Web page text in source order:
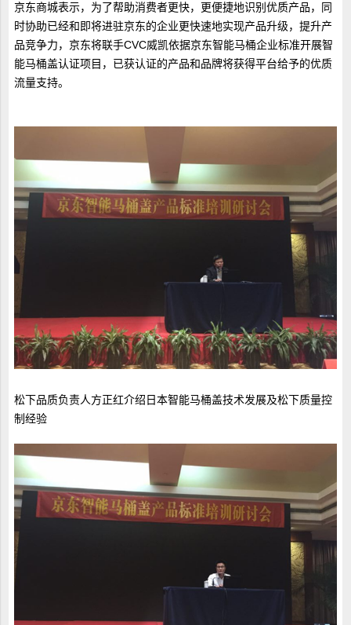
京东商城表示，为了帮助消费者更快，更便捷地识别优质产品，同
时协助已经和即将进驻京东的企业更快速地实现产品升级，提升产
品竞争力，京东将联手CVC威凯依据京东智能马桶企业标准开展智
能马桶盖认证项目，已获认证的产品和品牌将获得平台给予的优质
流量支持。
松下品质负责人方正红介绍日本智能马桶盖技术发展及松下质量控
制经验